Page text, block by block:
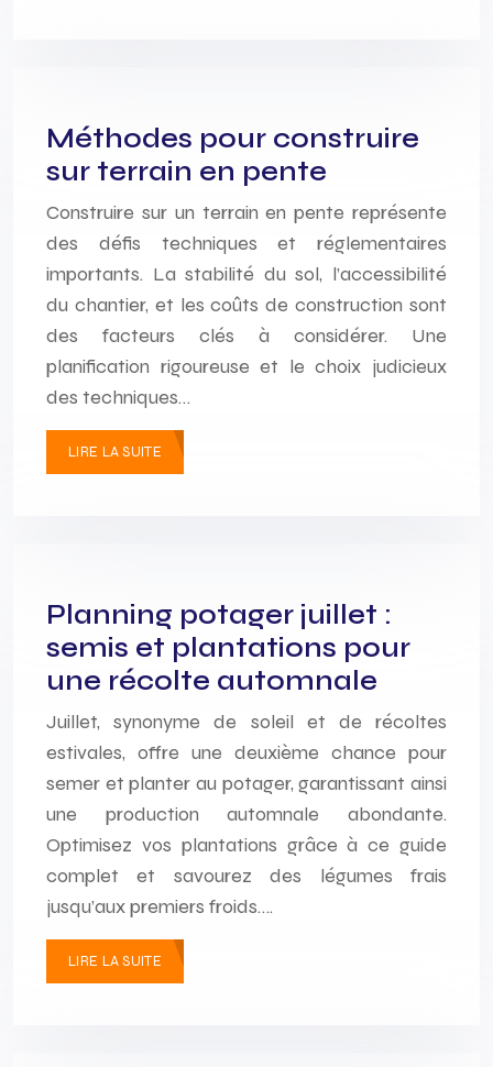
Méthodes pour construire
sur terrain en pente
Construire sur un terrain en pente représente
des défis techniques et réglementaires
importants. La stabilité du sol, l’accessibilité
du chantier, et les coûts de construction sont
des facteurs clés à considérer. Une
planification rigoureuse et le choix judicieux
des techniques…
LIRE LA SUITE
Planning potager juillet :
semis et plantations pour
une récolte automnale
Juillet, synonyme de soleil et de récoltes
estivales, offre une deuxième chance pour
semer et planter au potager, garantissant ainsi
une production automnale abondante.
Optimisez vos plantations grâce à ce guide
complet et savourez des légumes frais
jusqu’aux premiers froids….
LIRE LA SUITE